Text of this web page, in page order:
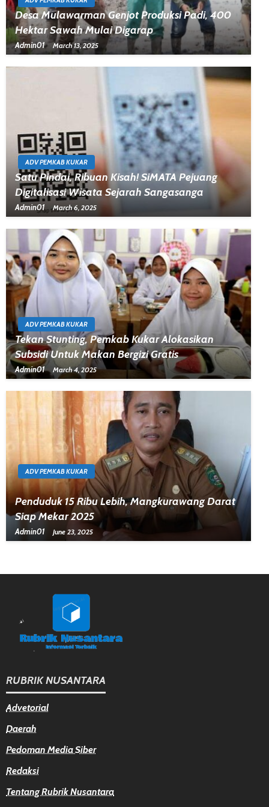
Desa Mulawarman Genjot Produksi Padi, 400
Hektar Sawah Mulai Digarap
Admin01 March 13, 2025
ADV PEMKAB KUKAR
Satu Pindai, Ribuan Kisah! SiMATA Pejuang
Digitalisasi Wisata Sejarah Sangasanga
Admin01 March 6, 2025
ADV PEMKAB KUKAR
Tekan Stunting, Pemkab Kukar Alokasikan
Subsidi Untuk Makan Bergizi Gratis
Admin01 March 4, 2025
ADV PEMKAB KUKAR
Penduduk 15 Ribu Lebih, Mangkurawang Darat
Siap Mekar 2025
Admin01 June 23, 2025
RUBRIK NUSANTARA
Advetorial
Daerah
Pedoman Media Siber
Redaksi
Tentang Rubrik Nusantara